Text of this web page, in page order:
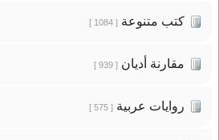
كتب متنوعة[ 1084 ]
مقارنة أديان[ 939 ]
روايات عربية[ 575 ]